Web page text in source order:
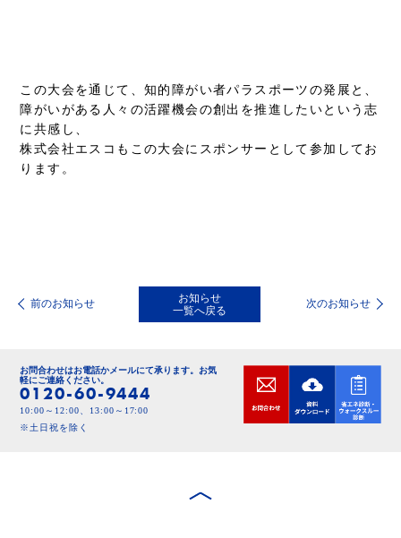
この大会を通じて、知的障がい者パラスポーツの発展と、
障がいがある人々の活躍機会の創出を推進したいという志
に共感し、
株式会社エスコもこの大会にスポンサーとして参加してお
ります。
前のお知らせ
お知らせ
一覧へ戻る
次のお知らせ
お問合わせはお電話かメールにて承ります。 お気
軽にご連絡ください。
0120-60-9444
10:00～12:00、13:00～17:00
※土日祝を除く